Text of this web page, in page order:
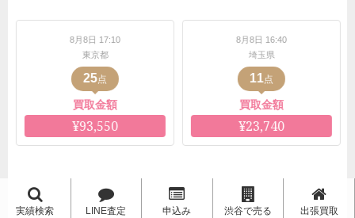
実績検索 LINE査定 申込み 渋谷で売る 出張買取